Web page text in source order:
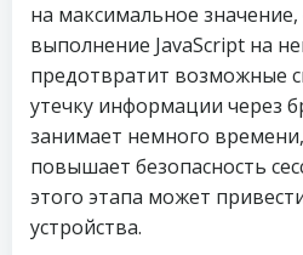
на максимальное
выполнение JavaScript на
предотвратит возможные
утечку информации через
занимает немного
повышает безопасность
этого этапа может
устройства.